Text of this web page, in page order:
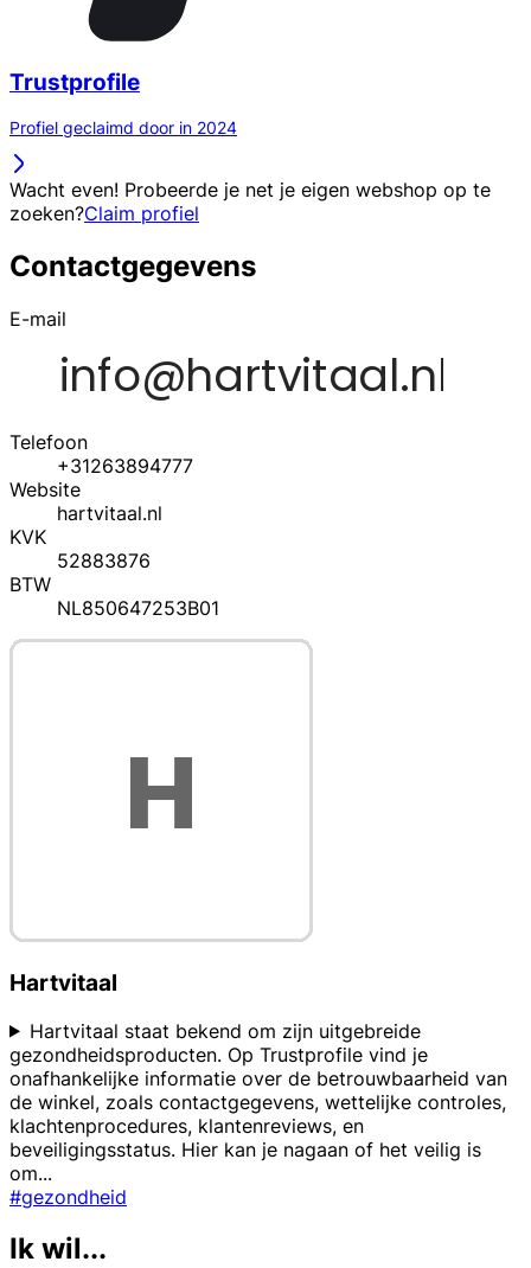
Trustprofile
Profiel geclaimd door in 2024
Wacht even! Probeerde je net je eigen webshop op te
zoeken?Claim profiel
Contactgegevens
E-mail
Telefoon
+31263894777
Website
hartvitaal.nl
KVK
52883876
BTW
NL850647253B01
Hartvitaal
Hartvitaal staat bekend om zijn uitgebreide
gezondheidsproducten. Op Trustprofile vind je
onafhankelijke informatie over de betrouwbaarheid van
de winkel, zoals contactgegevens, wettelijke controles,
klachtenprocedures, klantenreviews, en
beveiligingsstatus. Hier kan je nagaan of het veilig is
om...
#gezondheid
Ik wil...